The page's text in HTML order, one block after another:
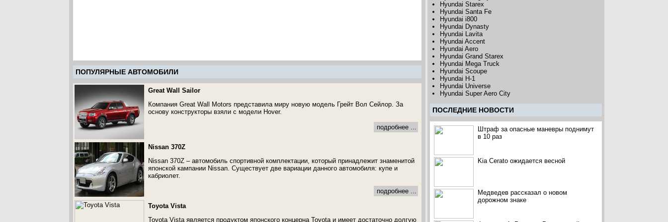
ПОПУЛЯРНЫЕ АВТОМОБИЛИ
Great Wall Sailor
Компания Great Wall Motors представила миру новую модель Грейт Вол Сейлор. За
основу конструкторы взяли с модели Hover.
подробнее ...
Nissan 370Z
Nissan 370Z – автомобиль спортивной комплектации, который принадлежит знаменитой
японской кампании Nissan. Существует две вариации данного автомобиля: купе и
кабриолет.
подробнее ...
Toyota Vista
Toyota Vista является продуктом японского концерна Toyota и имеет достаточно долгую
Hyundai Starex
Hyundai Santa Fe
Hyundai i800
Hyundai Dynasty
Hyundai Lavita
Hyundai Accent
Hyundai Aero
Hyundai Grand Starex
Hyundai Mega Truck
Hyundai Scoupe
Hyundai H-1
Hyundai Universe
Hyundai Super Aero City
ПОCЛЕДНИЕ НОВОСТИ
Штраф за опасные маневры поднимут
в 10 раз
Kia Cerato ожидается весной
Медведев рассказал о новом
дорожном знаке